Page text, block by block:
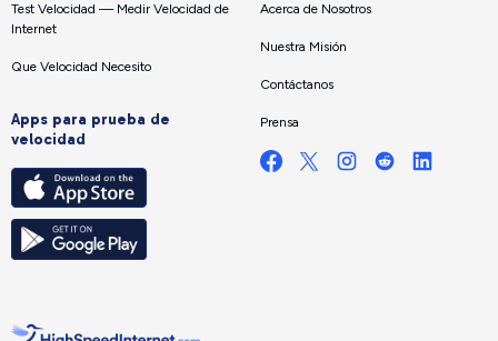
Test Velocidad — Medir Velocidad de
Internet
Que Velocidad Necesito
Apps para prueba de
velocidad
Acerca de Nosotros
Nuestra Misión
Contáctanos
Prensa